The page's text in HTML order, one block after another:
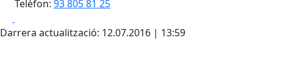
Telèfon: 93 805 81 25
Darrera actualització: 12.07.2016 | 13:59